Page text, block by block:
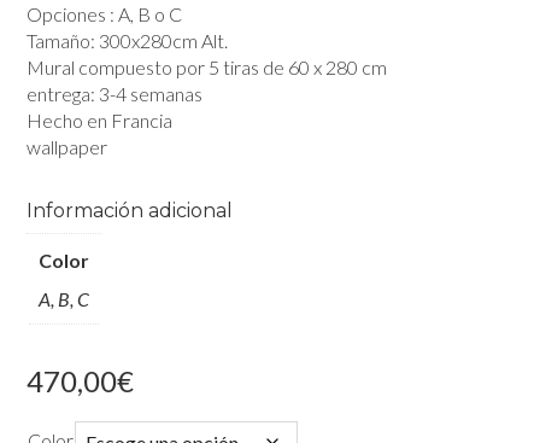
Opciones : A, B o C
Tamaño: 300x280cm Alt.
Mural compuesto por 5 tiras de 60 x 280 cm
entrega: 3-4 semanas
Hecho en Francia
wallpaper
Información adicional
Color
A, B, C
470,00€